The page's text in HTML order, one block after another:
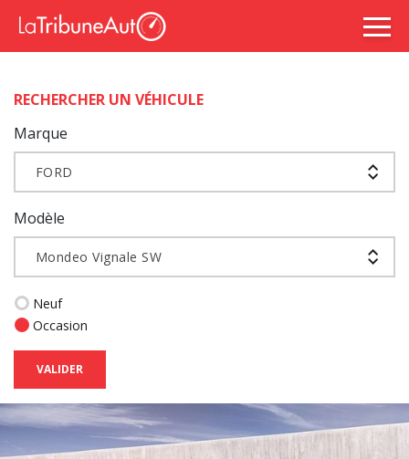
RECHERCHER UN VÉHICULE
Marque
FORD
Modèle
Mondeo Vignale SW
Neuf
Occasion
VALIDER